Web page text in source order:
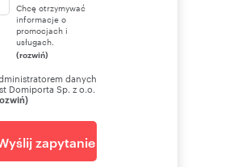
Chcę otrzymywać
informacje o
promocjach i
usługach.
(rozwiń)
danych
Domiporta Sp. z o.o.
zapytanie